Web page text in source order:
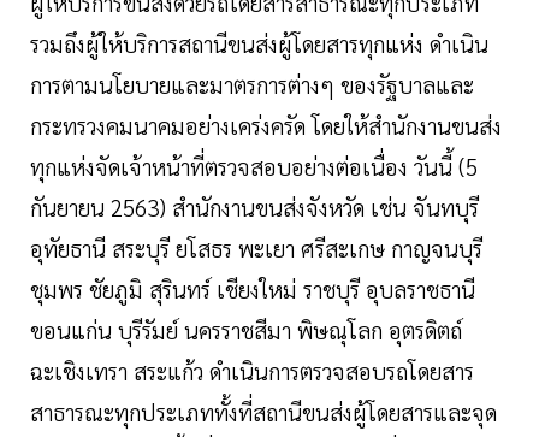
รวมถึงผู้ให้บริการสถานีขนส่งผู้โดยสารทุกแห่ง ดำเนิน
การตามนโยบายและมาตรการต่างๆ ของรัฐบาลและ
กระทรวงคมนาคมอย่างเคร่งครัด โดยให้สำนักงานขนส่ง
ทุกแห่งจัดเจ้าหน้าที่ตรวจสอบอย่างต่อเนื่อง วันนี้ (5
กันยายน 2563) สำนักงานขนส่งจังหวัด เช่น จันทบุรี
อุทัยธานี สระบุรี ยโสธร พะเยา ศรีสะเกษ กาญจนบุรี
ชุมพร ชัยภูมิ สุรินทร์ เชียงใหม่ ราชบุรี อุบลราชธานี
ขอนแก่น บุรีรัมย์ นครราชสีมา พิษณุโลก อุตรดิตถ์
ฉะเชิงเทรา สระแก้ว ดำเนินการตรวจสอบรถโดยสาร
สาธารณะทุกประเภททั้งที่สถานีขนส่งผู้โดยสารและจุด